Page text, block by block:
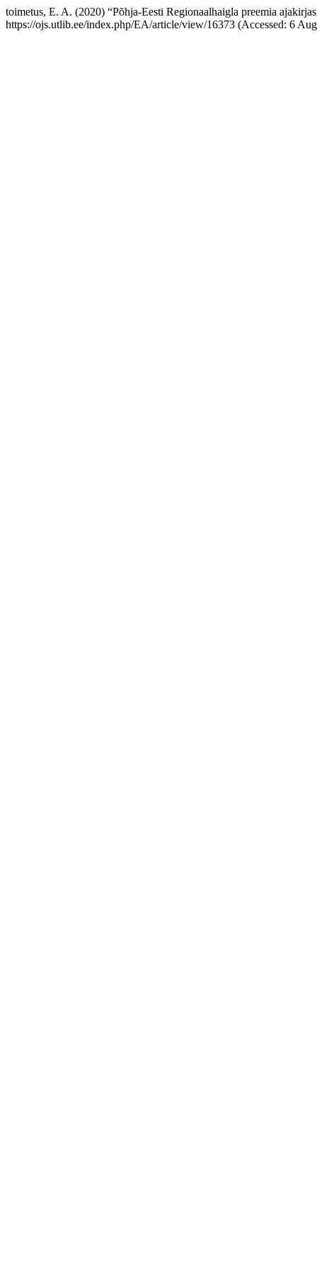
toimetus, E. A. (2020) “Põhja-Eesti Regionaalhaigla preemia
https://ojs.utlib.ee/index.php/EA/article/view/16373 (Accessed: 6